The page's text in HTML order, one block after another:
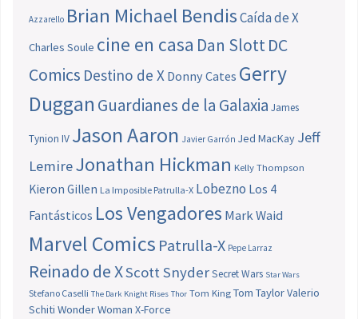
Azzarello Brian Michael BendisCaída de X
Charles Soule cine en casa Dan SlottDC
Comics Destino de X Donny Cates Gerry
Duggan Guardianes de la Galaxia James
Tynion IV Jason Aaron Javier Garrón Jed MacKay Jeff
LemireJonathan Hickman Kelly Thompson
Kieron Gillen La Imposible Patrulla-X Lobezno Los 4
Fantásticos Los Vengadores Mark Waid
Marvel Comics Patrulla-X Pepe Larraz
Reinado de XScott SnyderSecret Wars Star Wars
Stefano Caselli The Dark Knight Rises Thor Tom King Tom TaylorValerio
Schiti Wonder Woman X-Force